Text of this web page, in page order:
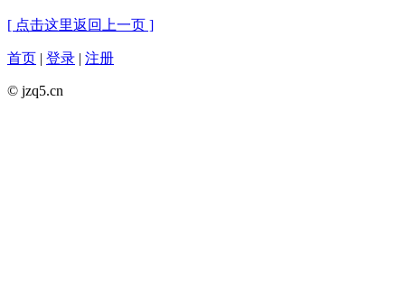
[ 点击这里返回上一页 ]
首页 | 登录 | 注册
© jzq5.cn